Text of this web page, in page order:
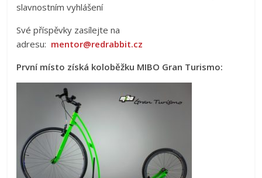
slavnostním vyhlášení
Své příspěvky zasílejte na
adresu: mentor@redrabbit.cz
První místo získá koloběžku MIBO Gran Turismo: